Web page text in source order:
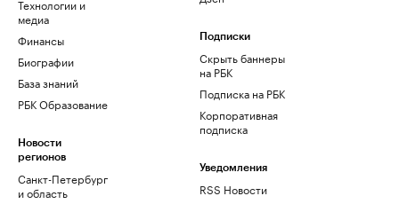
Технологии и
медиа
Финансы
Биографии
База знаний
РБК Образование
Новости
регионов
Санкт-Петербург
и область
Подписки
Скрыть баннеры
на РБК
Подписка на РБК
Корпоративная
подписка
Уведомления
RSS Новости